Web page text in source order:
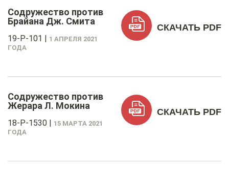
Содружество против
Брайана Дж. Смита
19-P-101 | 1 АПРЕЛЯ 2021
ГОДА
СКАЧАТЬ PDF
Содружество против
Жерара Л. Мокина
18-P-1530 | 15 МАРТА 2021
ГОДА
СКАЧАТЬ PDF